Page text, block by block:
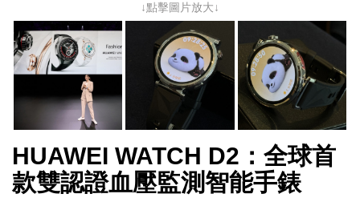
↓點擊圖片放大↓
HUAWEI WATCH D2：全球首
款雙認證血壓監測智能手錶